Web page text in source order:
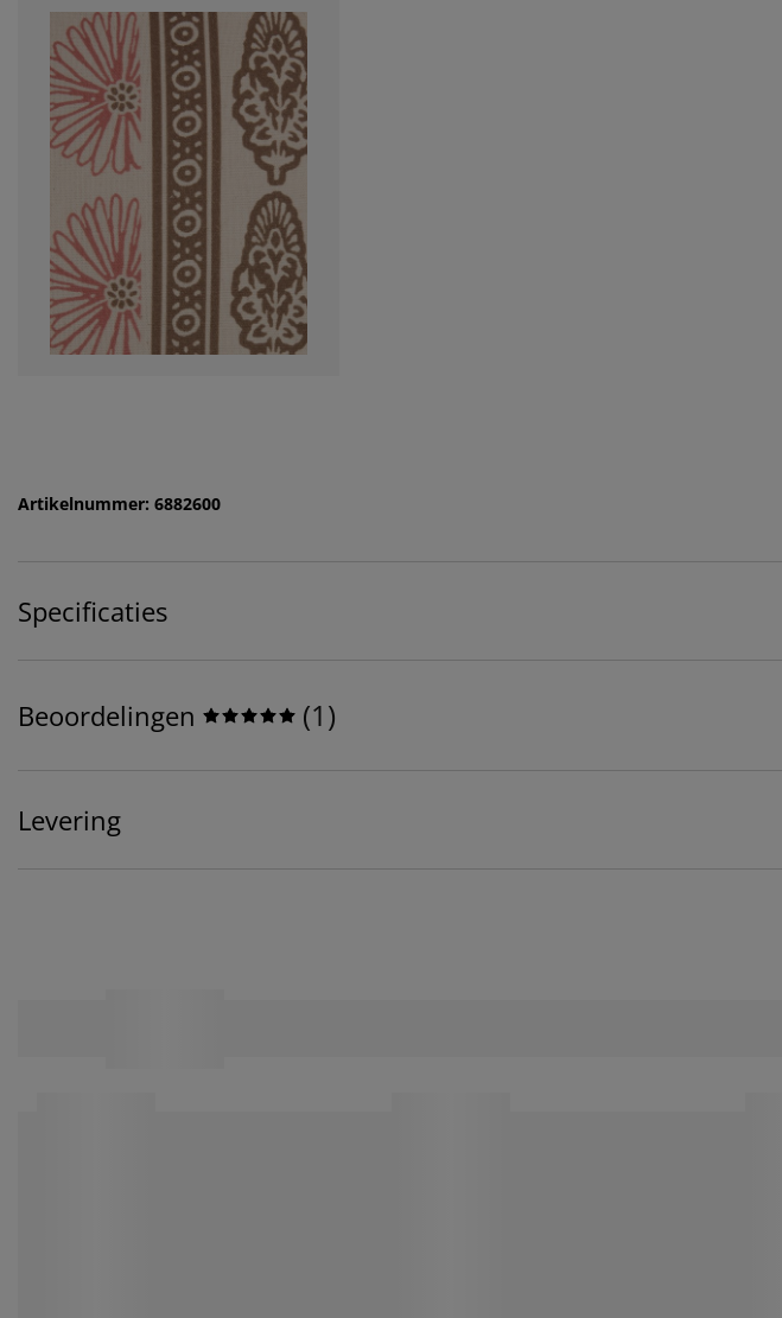
Artikelnummer: 6882600
Specificaties
Beoordelingen (1)
Levering